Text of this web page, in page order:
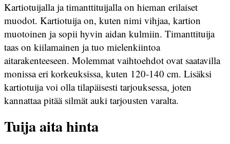
Kartiotuijalla ja timanttituijalla on hieman erilaiset
muodot. Kartiotuija on, kuten nimi vihjaa, kartion
muotoinen ja sopii hyvin aidan kulmiin. Timanttituija
taas on kiilamainen ja tuo mielenkiintoa
aitarakenteeseen. Molemmat vaihtoehdot ovat saatavilla
monissa eri korkeuksissa, kuten 120-140 cm. Lisäksi
kartiotuija voi olla tilapäisesti tarjouksessa, joten
kannattaa pitää silmät auki tarjousten varalta.
Tuija aita hinta